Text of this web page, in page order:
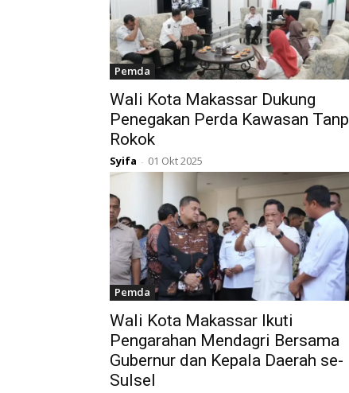
Pemda
Wali Kota Makassar Dukung
Penegakan Perda Kawasan
Rokok
Syifa - 01 Okt 2025
Pemda
Wali Kota Makassar Ikuti
Pengarahan Mendagri Bersama
Gubernur dan Kepala Daerah se-
Sulsel